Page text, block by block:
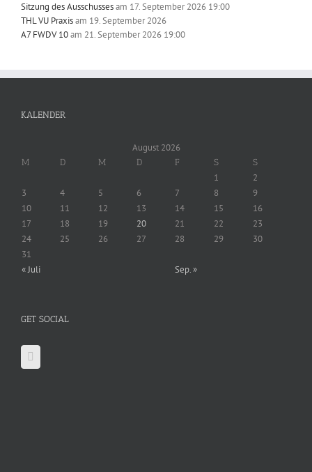
Sitzung des Ausschussesam 17. September 2026 19:00
THL VU Praxisam 19. September 2026
A7 FWDV 10am 21. September 2026 19:00
KALENDER
August 2026
M D M D F S S
1
2
3
4 5 6 7 8
9
10
11 12 13 14 15
16
17
18 19 20 21 22
23
24
25 26 27 28 29
30
31
« Juli
Sep. »
GET SOCIAL